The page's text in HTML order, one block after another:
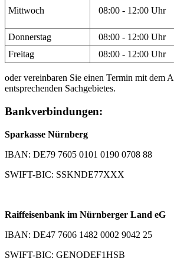
Mittwoch 08:00 - 12:00 Uhr
Donnerstag 08:00 - 12:00 Uhr
Freitag
08:00 - 12:00 Uhr
oder vereinbaren Sie einen Termin mit dem
entsprechenden Sachgebietes.
Bankverbindungen:
Sparkasse Nürnberg
IBAN: DE79 7605 0101 0190 0708 88
SWIFT-BIC: SSKNDE77XXX
Raiffeisenbank im Nürnberger Land eG
IBAN: DE47 7606 1482 0002 9042 25
SWIFT-BIC: GENODEF1HSB